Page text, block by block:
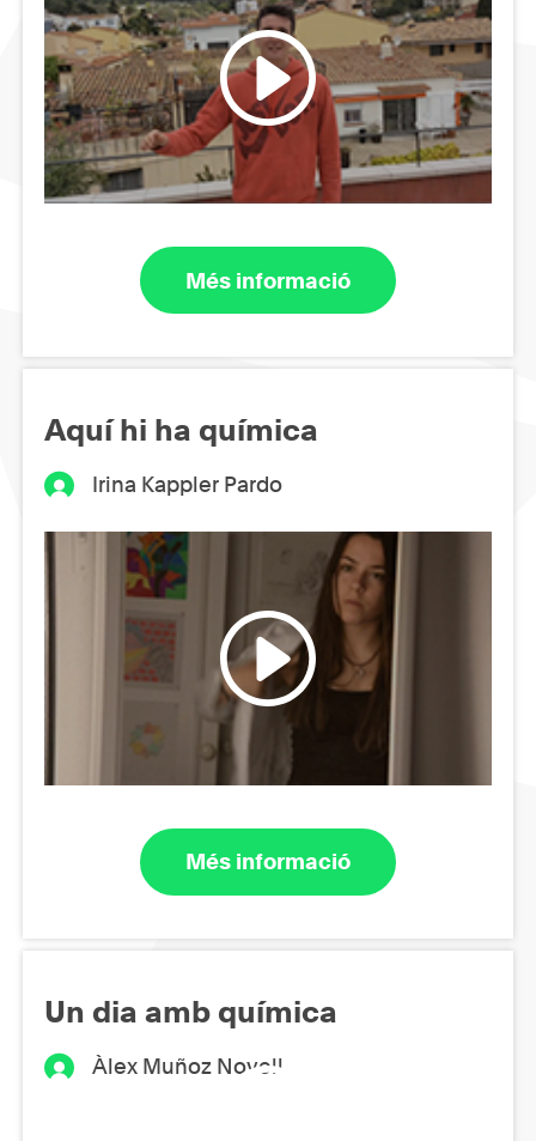
Més informació
Aquí hi ha química
Irina Kappler Pardo
Més informació
Un dia amb química
Àlex Muñoz Novell